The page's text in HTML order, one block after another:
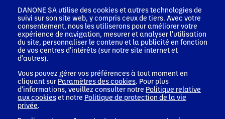
la pertinence de
notre portefeuille
de produits axé sur
la santé
Corporate news
protéinées aux
Etats-Unis
Corporate news
DANONE SA utilise des cookies et autres technologies de
suivi sur son site web, y compris ceux de tiers. Avec votre
consentement, nous les utiliserons pour améliorer votre
expérience de navigation, mesurer et analyser l'utilisation
du site, personnaliser le contenu et la publicité en fonction
de vos centres d'intérêts (sur notre site internet et
d'autres).
Vous pouvez gérer vos préférences à tout moment en
cliquant sur Paramètres des cookies. Pour plus
d'informations, veuillez consulter notre Politique relative
aux cookieset notre Politique de protection de la vie
privée.